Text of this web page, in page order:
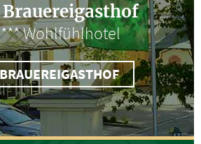
Brauereigasthof
Wohlfühlhotel